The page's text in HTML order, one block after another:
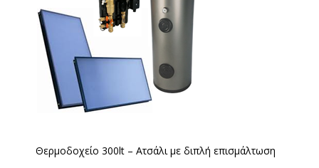
Θερμοδοχείο 300lt – Ατσάλι με διπλή επισμάλτωση